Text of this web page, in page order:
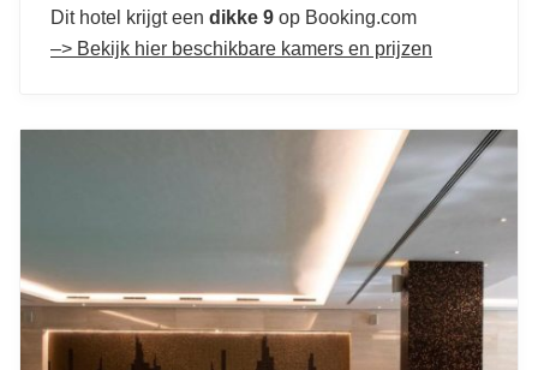
Dit hotel krijgt een dikke 9 op Booking.com
–> Bekijk hier beschikbare kamers en prijzen